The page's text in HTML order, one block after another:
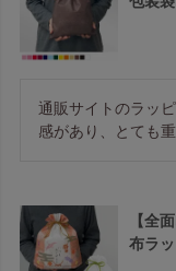
通販サイトのラッ
感があり、とても
【全
布ラ